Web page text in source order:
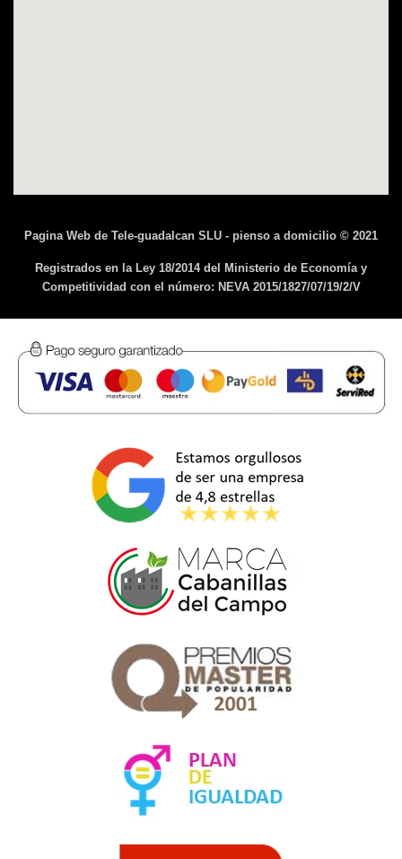
Pagina Web de Tele-guadalcan SLU - pienso a domicilio © 2021
Registrados en la Ley 18/2014 del Ministerio de Economía y
Competitividad con el número: NEVA 2015/1827/07/19/2/V